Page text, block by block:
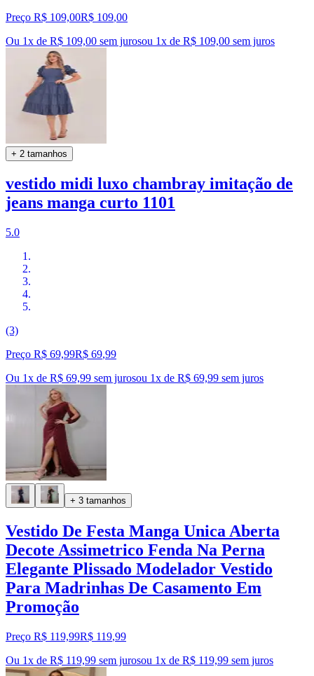
Preço R$ 109,00R$ 109,00
Ou 1x de R$ 109,00 sem jurosou 1x de R$ 109,00 sem juros
+ 2 tamanhos
vestido midi luxo chambray imitação de
jeans manga curto 1101
5.0
(3)
Preço R$ 69,99R$ 69,99
Ou 1x de R$ 69,99 sem jurosou 1x de R$ 69,99 sem juros
+ 3 tamanhos
Vestido De Festa Manga Unica Aberta
Decote Assimetrico Fenda Na Perna
Elegante Plissado Modelador Vestido
Para Madrinhas De Casamento Em
Promoção
Preço R$ 119,99R$ 119,99
Ou 1x de R$ 119,99 sem jurosou 1x de R$ 119,99 sem juros